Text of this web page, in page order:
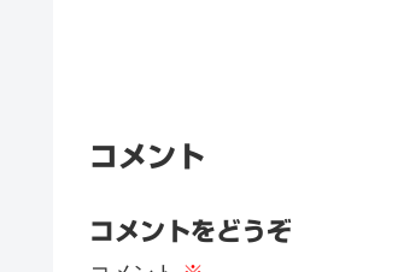
コメント
コメントをどうぞ